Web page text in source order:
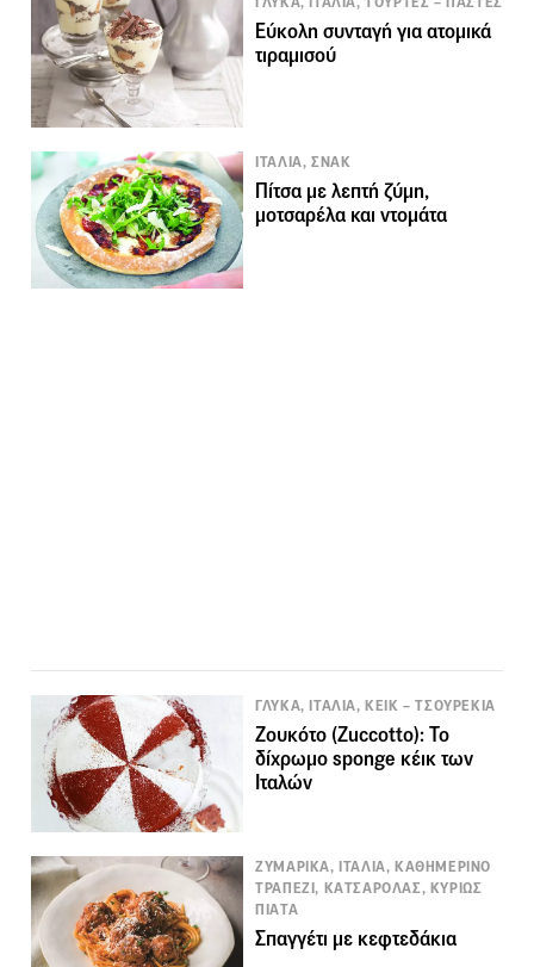
Εύκολη συνταγή για ατομικά
τιραμισού
ΙΤΑΛΙΑ, ΣΝΑΚ
Πίτσα με λεπτή ζύμη,
μοτσαρέλα και ντομάτα
ΓΛΥΚΑ, ΙΤΑΛΙΑ, ΚΕΙΚ – ΤΣΟΥΡΕΚΙΑ
Ζουκότο (Zuccotto): Το
δίχρωμο sponge κέικ των
Ιταλών
ΖΥΜΑΡΙΚΑ, ΙΤΑΛΙΑ, ΚΑΘΗΜΕΡΙΝΟ
ΤΡΑΠΕΖΙ, ΚΑΤΣΑΡΟΛΑΣ, ΚΥΡΙΩΣ
ΠΙΑΤΑ
Σπαγγέτι με κεφτεδάκια